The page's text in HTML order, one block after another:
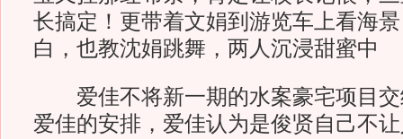
长搞定！更带着文娟到游览车上看海
白，也教沈娟跳舞，两人沉浸甜蜜中
爱佳不将新一期的水案豪宅项目交
爱佳的安排，爱佳认为是俊贤自己不